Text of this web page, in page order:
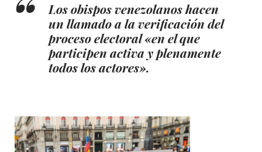
Los obispos venezolanos hacen
un llamado a la verificación del
proceso electoral «en el que
participen activa y plenamente
todos los actores».